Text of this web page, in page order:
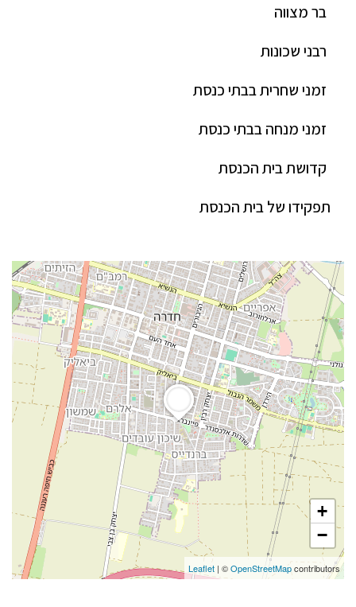
בר מצווה
רבני שכונות
זמני שחרית בבתי כנסת
זמני מנחה בבתי כנסת
קדושת בית הכנסת
תפקידו של בית הכנסת
+
−
Leaflet | ©OpenStreetMapcontributors